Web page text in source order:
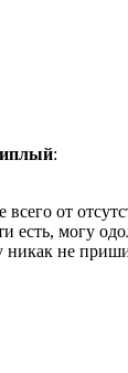
:
всего от
есть, могу
никак не